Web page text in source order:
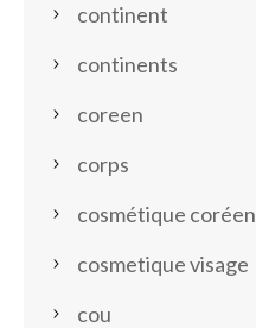
continent
continents
coreen
corps
cosmétique coréen
cosmetique visage
cou